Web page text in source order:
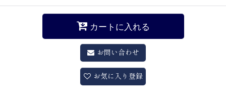
カートに入れる
お問い合わせ
お気に入り登録